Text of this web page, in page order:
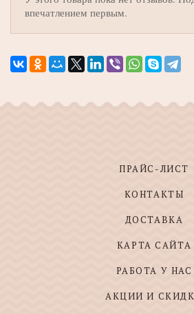
впечатлением первым.
ПРАЙС-ЛИСТ
КОНТАКТЫ
ДОСТАВКА
КАРТА САЙТА
РАБОТА У НАС
АКЦИИ И